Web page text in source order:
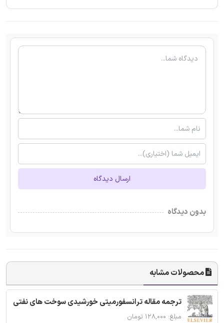
ارسال دیدگاه
بدون دیدگاه
محصولات مشابه
ترجمه مقاله ترانسفورمیتی خورشیدی سوخت های نفتی
مبلغ: ۱۲۸,۰۰۰ تومان